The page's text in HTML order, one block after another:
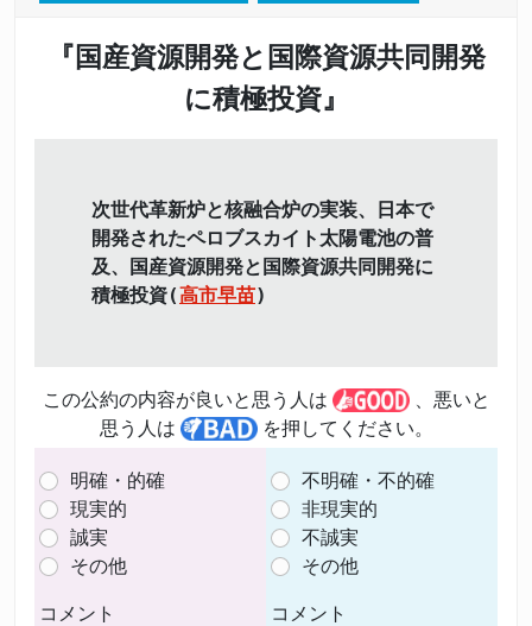
『国産資源開発と国際資源共同開発
に積極投資』
次世代革新炉と核融合炉の実装、日本で
開発されたペロブスカイト太陽電池の普
及、国産資源開発と国際資源共同開発に
積極投資(高市早苗)
この公約の内容が良いと思う人は
、悪いと
思う人は
を押してください。
明確・的確
現実的
誠実
その他
コメント
不明確・不的確
非現実的
不誠実
その他
コメント